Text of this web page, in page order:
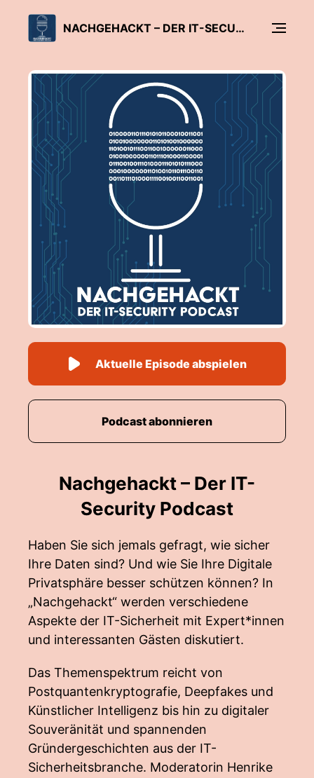
NACHGEHACKT – DER IT-SECURITY PODCAST
Nachgehackt – Der IT-
Security Podcast
Haben Sie sich jemals gefragt, wie sicher
Ihre Daten sind? Und wie Sie Ihre Digitale
Privatsphäre besser schützen können? In
„Nachgehackt“ werden verschiedene
Aspekte der IT-Sicherheit mit Expert*innen
und interessanten Gästen diskutiert.
Das Themenspektrum reicht von
Postquantenkryptografie, Deepfakes und
Künstlicher Intelligenz bis hin zu digitaler
Souveränität und spannenden
Gründergeschichten aus der IT-
Sicherheitsbranche. Moderatorin Henrike
Aktuelle Episode abspielen
Podcast abonnieren